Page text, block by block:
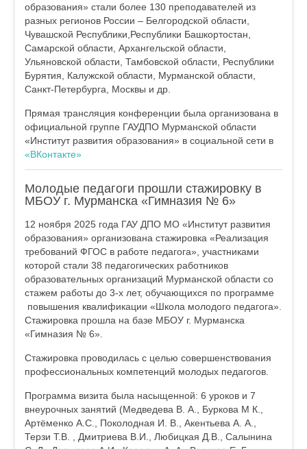
образования» стали более 130 преподавателей из
разных регионов России – Белгородской области,
Чувашской Республики,Республики Башкортостан,
Самарской области, Архангельской области,
Ульяновской области, Тамбовской области, Республики
Бурятия, Калужской области, Мурманской области,
Санкт-Петербурга, Москвы и др.
Прямая трансляция конференции была организована в
официальной группе ГАУДПО Мурманской области
«Институт развития образования» в социальной сети в
«ВКонтакте»
Молодые педагоги прошли стажировку в
МБОУ г. Мурманска «Гимназия № 6»
12 ноября 2025 года ГАУ ДПО МО «Институт развития
образования» организована стажировка «Реализация
требований ФГОС в работе педагога», участниками
которой стали 38 педагогических работников
образовательных организаций Мурманской области со
стажем работы до 3-х лет, обучающихся по программе
повышения квалификации «Школа молодого педагога».
Стажировка прошла на базе МБОУ г. Мурманска
«Гимназия № 6».
Стажировка проводилась с целью совершенствования
профессиональных компетенций молодых педагогов.
Программа визита была насыщенной: 6 уроков и 7
внеурочных занятий (Медведева В. А., Буркова М К.,
Артёменко А.С., Поколодная И. В., Акентьева А. А.,
Терзи Т.В. , Дмитриева В.И., Любицкая Д.В., Салынина